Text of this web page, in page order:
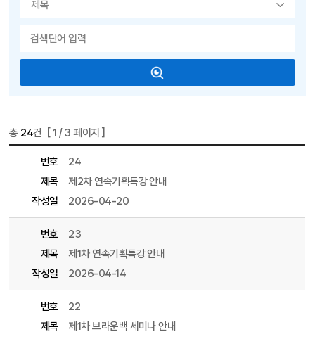
총 24건 [1 / 3 페이지 ]
번호
24
제목
제2차 연속기획특강 안내
작성일
2026-04-20
번호
23
제목
제1차 연속기획특강 안내
작성일
2026-04-14
번호
22
제목
제1차 브라운백 세미나 안내